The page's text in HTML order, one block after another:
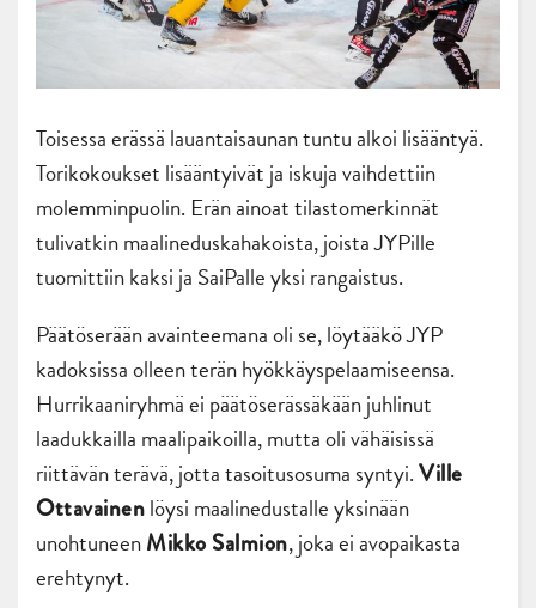
Toisessa erässä lauantaisaunan tuntu alkoi lisääntyä.
Torikokoukset lisääntyivät ja iskuja vaihdettiin
molemminpuolin. Erän ainoat tilastomerkinnät
tulivatkin maalineduskahakoista, joista JYPille
tuomittiin kaksi ja SaiPalle yksi rangaistus.
Päätöserään avainteemana oli se, löytääkö JYP
kadoksissa olleen terän hyökkäyspelaamiseensa.
Hurrikaaniryhmä ei päätöserässäkään juhlinut
laadukkailla maalipaikoilla, mutta oli vähäisissä
riittävän terävä, jotta tasoitusosuma syntyi.Ville
Ottavainenlöysi maalinedustalle yksinään
unohtuneenMikko Salmion, joka ei avopaikasta
erehtynyt.